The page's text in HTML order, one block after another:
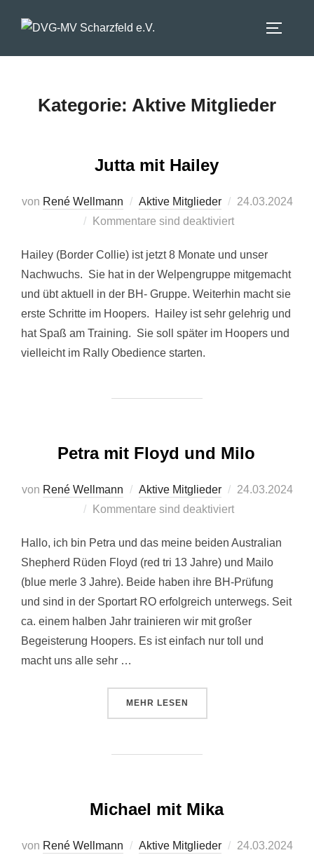
Inhalt
Kategorie: Aktive Mitglieder
Jutta mit Hailey
von René Wellmann Aktive Mitglieder
Veröffentlicht
24.03.2024
Kommentare sind deaktiviert
Hailey (Border Collie) ist jetzt 8 Monate und unser
Nachwuchs. Sie hat in der Welpengruppe mitgemacht
und übt aktuell in der BH- Gruppe. Weiterhin macht sie
erste Schritte im Hoopers. Hailey ist sehr gelehrig und
hat Spaß am Training. Sie soll später im Hoopers und
vielleicht im Rally Obedience starten.
Petra mit Floyd und Milo
von René Wellmann Aktive Mitglieder
Veröffentlicht
24.03.2024
Kommentare sind deaktiviert
Hallo, ich bin Petra und das meine beiden Australian
Shepherd Rüden Floyd (red tri 13 Jahre) und Mailo
(blue merle 3 Jahre). Beide haben ihre BH-Prüfung
und sind in der Sportart RO erfolgreich unterwegs. Seit
ca. einem halben Jahr trainieren wir mit großer
Begeisterung Hoopers. Es ist einfach nur toll und
macht uns alle sehr …
MEHR ÜBER “PETRA MIT FLOYD UND
LESEN
Michael mit Mika
von René Wellmann Aktive Mitglieder
Veröffentlicht
24.03.2024